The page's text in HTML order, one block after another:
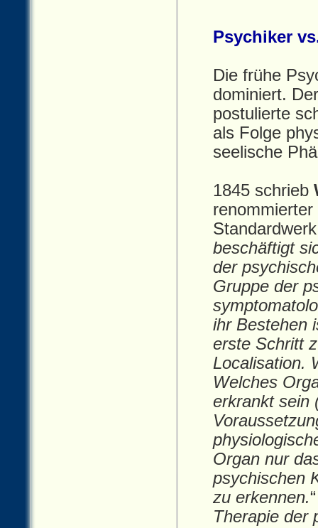
Psychiker
Die frühe
dominiert.
postulierte
als Folge
seelische
1845 schrieb
beschäftigt
der
Gruppe der
ihr Bestehen
erste Schritt
Localisation.
Welches
erkrankt sein
Organ nur
psychischen
zu erkennen.
Therapie der